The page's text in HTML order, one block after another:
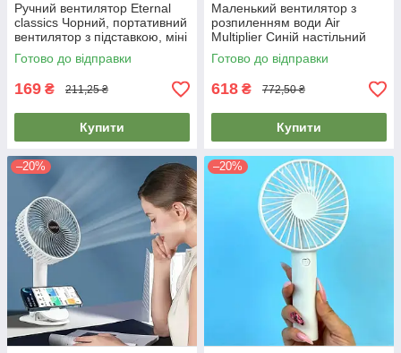
Ручний вентилятор Eternal
classics Чорний, портативний
вентилятор з підставкою, міні
вентилятор юсб
Готово до відправки
169 ₴ 211,25 ₴
Купити
Маленький вентилятор з
розпиленням води Air
Multiplier Синій настільний
вентилятор від мережі з
дисплеєм
Готово до відправки
618 ₴ 772,50 ₴
Купити
–20% –20%